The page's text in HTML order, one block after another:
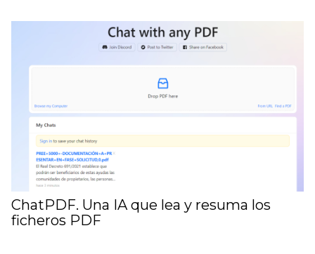
ChatPDF. Una IA que lea y resuma los
ficheros PDF